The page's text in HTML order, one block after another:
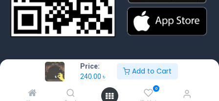
Price:
240.00 ৳
Add to Cart
0
© 2025 Pathak Shamabesh. Developed by Metamorphosis Ltd. |
Terms & Conditions | Privacy Policy